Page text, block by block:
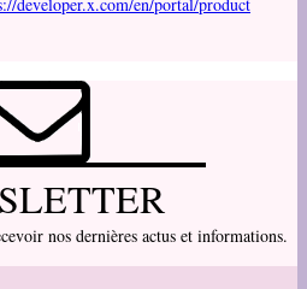
nos dernières actus et informations.